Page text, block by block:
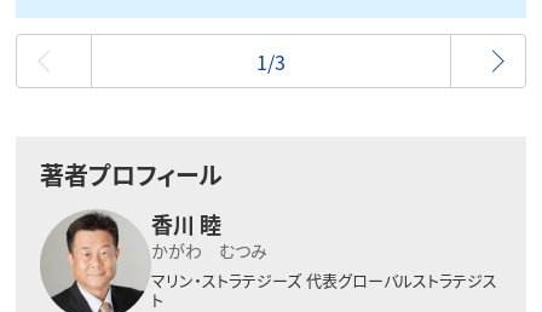
最初
1/3
著者プロフィール
香川 睦
かがわ むつみ
マリン・ストラテジーズ 代表グローバルストラテジス
ト